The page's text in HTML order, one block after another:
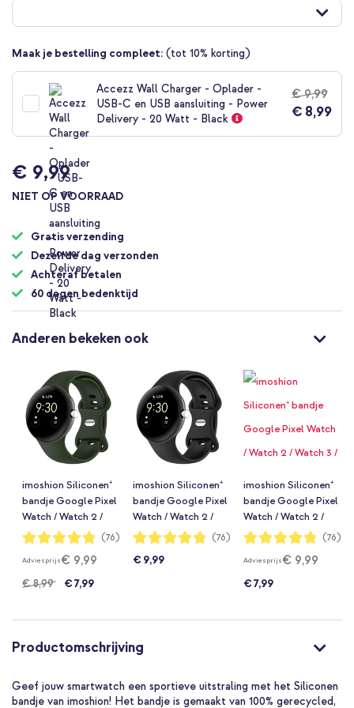
begin
van
de
afbeeldingen-
Maak je bestelling compleet: (tot 10% korting)
Accezz Wall Charger - Oplader -
USB-C en USB aansluiting - Power
Delivery - 20 Watt - Black
€ 9,99
€ 8,99
€ 9,99
NIET OP VOORRAAD
Gratis verzending
Dezelfde dag verzonden
Achteraf betalen
60 dagen bedenktijd
Anderen bekeken ook
imoshion Siliconen⁺
bandje Google Pixel
Watch / Watch 2 /
Watch 3 / Watch 4
Donkergroen
Waardering:
96%
(76)
Adviesprijs€ 9,99
€ 8,99 € 7,99
imoshion Siliconen⁺
bandje Google Pixel
Watch / Watch 2 /
Watch 3 / Watch 4
Zwart
Waardering:
96%
(76)
€ 9,99
imoshion Siliconen⁺
bandje Google Pixel
Watch / Watch 2 /
Watch 3 / Watch 4
Donkerblauw
Waardering:
96%
(76)
Adviesprijs€ 9,99
€ 7,99
Productomschrijving
Geef jouw smartwatch een sportieve uitstraling met het Siliconen
bandje van imoshion! Het bandje is gemaakt van 100% gerecycled,